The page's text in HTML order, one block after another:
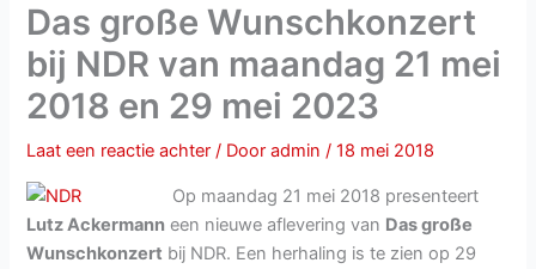
Das große Wunschkonzert
bij NDR van maandag 21 mei
2018 en 29 mei 2023
Laat een reactie achter / Dooradmin/18 mei 2018
Op maandag 21 mei 2018 presenteert
Lutz Ackermann een nieuwe aflevering van Das große
Wunschkonzert bij NDR. Een herhaling is te zien op 29